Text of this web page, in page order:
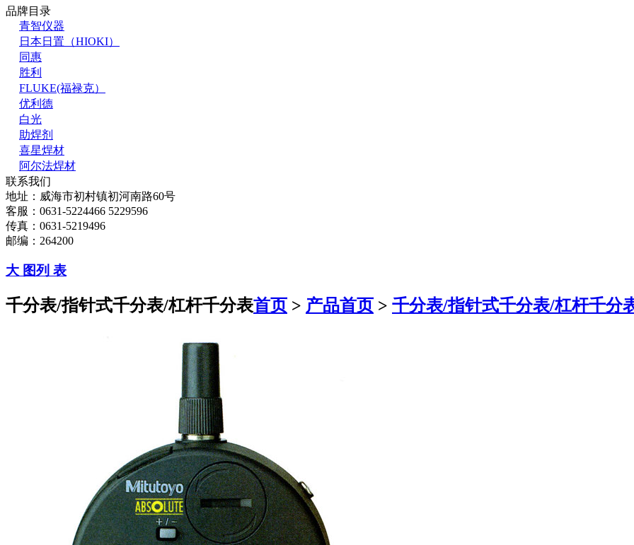
品牌目录
青智仪器
日本日置（HIOKI）
同惠
胜利
FLUKE(福禄克）
优利德
白光
助焊剂
喜星焊材
阿尔法焊材
联系我们
地址：威海市初村镇初河南路60号
客服：0631-5224466 5229596
传真：0631-5219496
邮编：264200
大 图列 表
千分表/指针式千分表/杠杆千分表首页 > 产品首页 > 千分表/指针式千分表/杠杆千分